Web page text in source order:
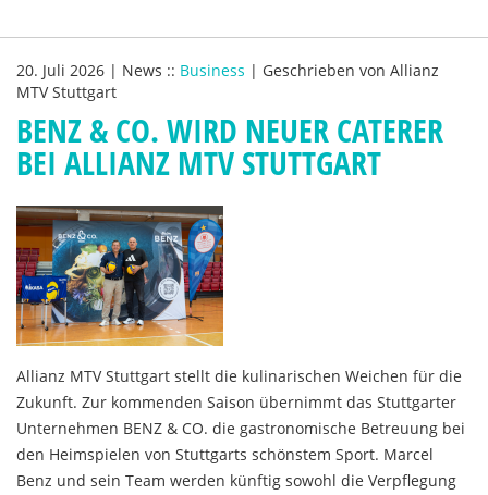
20. Juli 2026 | News :: Business | Geschrieben von Allianz
MTV Stuttgart
BENZ & CO. WIRD NEUER CATERER
BEI ALLIANZ MTV STUTTGART
Allianz MTV Stuttgart stellt die kulinarischen Weichen für die
Zukunft. Zur kommenden Saison übernimmt das Stuttgarter
Unternehmen BENZ & CO. die gastronomische Betreuung bei
den Heimspielen von Stuttgarts schönstem Sport. Marcel
Benz und sein Team werden künftig sowohl die Verpflegung